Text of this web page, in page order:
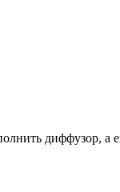
диффузор, а